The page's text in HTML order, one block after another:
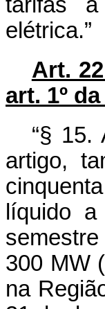
elétrica.”
Art.
art. 1º
“§ 15.
artigo,
líquido
300 MW
na